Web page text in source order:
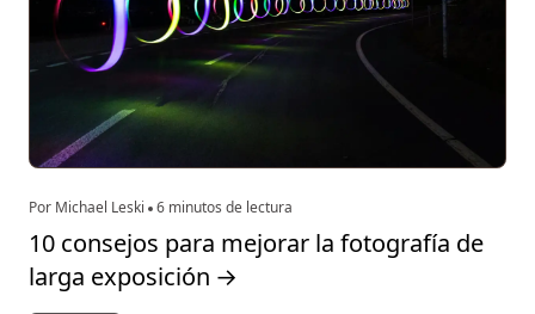
Por Michael Leski 6 minutos de lectura
10 consejos para mejorar la fotografía de
larga exposición →